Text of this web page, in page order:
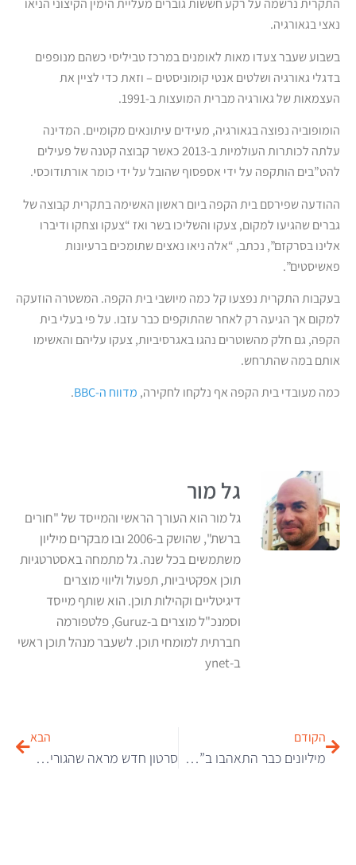
התקרית נרשמה על רקע חששות גוברים מעליית הימין הקיצוני הניאו
נאצי בגאורגיה.
בשבוע שעבר צעדו מאות לאומנים במרכז טביליסי כשהם מנופפים
בדגלי גאורגיה ושלטים אנטי קומוניסטים – וזאת כדי לציין את
העצמאות של גאורגיה מברית המועצות ב-1991.
הומופוביה נפוצה בגאורגיה, מעידים עיתונאים מקומיים. המדינה
עלתה לכותרות העולמיות ב-2013 כאשר קבוצה קטנה של פעילים
להט”בים הותקפה על ידי אספסוף שהובל על ידי כומר אורתודוכסי.
ההודעה שפירסם בית הקפה ביום ראשון האשימה בתקרית קבוצה של
גברים שהגיעו למקום, צעקו והשליכו בשר ואז “צעקו וצחקו ודיברו
אלינו בסרקזם”, נכתב, “אלה ניאו נאצים שתומכים ברעיונות
פאשיסטים”.
בעקבות התקרית נפצעו קל כמה מיושבי בית הקפה. המשטרה הוזעקה
למקום אך הגיעה רק לאחר שהתוקפים כבר עזבו. על פי בעלי בית
הקפה, גם חלק מהשוטרים נהגו באגרסיביות, צעקו עליהם והאשימו
אותם במה שהתרחש.
כמה מעובדי בית הקפה אף נלקחו לחקירה,מדווח ה-BBC .
גל מור
גל מור הוא העורך הראשי והמייסד של "חורים
ברשת", שהושק ב-2006 ובו מבקרים מיליון
משתמשים בכל שנה. גל מתמחה באסטרטגיות
תוכן אפקטיביות, תפעול וליווי מוצרים
דיגיטליים וקהילות תוכן. הוא שותף מייסד
וסמנכ"ל מוצרים ב-Guruz, פלטפורמה
חברתית למומחי תוכן. לשעבר מנהל תוכן ראשי
ב-ynet
הקודם
מיליונים כבר התאהבו ב”חתולי הגינה” בפייסבוק
הבא
סרטון חדש מראה שהגורילה שנורתה החזיקה ידיים עם הילד שנפל לכלוב שלה